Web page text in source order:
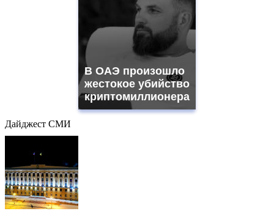
В ОАЭ произошло
жестокое убийство
криптомиллионера
Дайджест СМИ